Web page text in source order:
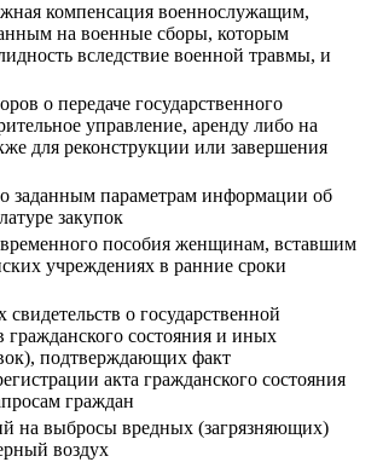
компенсация военнослужащим,
на военные сборы, которым
вследствие военной травмы, и
о передаче государственного
управление, аренду либо на
для реконструкции или завершения
заданным параметрам информации об
закупок
пособия женщинам, вставшим
учреждениях в ранние сроки
о государственной
гражданского состояния и иных
подтверждающих факт
акта гражданского состояния
граждан
на выбросы вредных (загрязняющих)
воздух